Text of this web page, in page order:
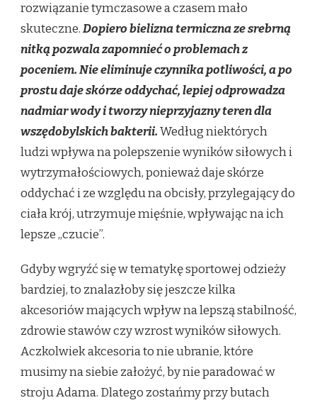
rozwiązanie tymczasowe a czasem mało
skuteczne.Dopiero bielizna termiczna ze srebrną
nitką pozwala zapomnieć o problemach z
poceniem. Nie eliminuje czynnika potliwości, a po
prostu daje skórze oddychać, lepiej odprowadza
nadmiar wody i tworzy nieprzyjazny teren dla
wszędobylskich bakterii.Według niektórych
ludzi wpływa na polepszenie wyników siłowych i
wytrzymałościowych, ponieważ daje skórze
oddychać i ze względu na obcisły, przylegający do
ciała krój, utrzymuje mięśnie, wpływając na ich
lepsze „czucie”.
Gdyby wgryźć się w tematykę sportowej odzieży
bardziej, to znalazłoby się jeszcze kilka
akcesoriów mających wpływ na lepszą stabilność,
zdrowie stawów czy wzrost wyników siłowych.
Aczkolwiek akcesoria to nie ubranie, które
musimy na siebie założyć, by nie paradować w
stroju Adama. Dlatego zostańmy przy butach